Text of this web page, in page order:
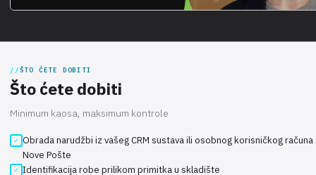
ŠTO ĆETE DOBITI
Što ćete dobiti
Minimum kaosa, maksimum kontrole
Obrada narudžbi iz vašeg CRM sustava ili osobnog korisničkog računa
Nove Pošte
Identifikacija robe prilikom primitka u skladište